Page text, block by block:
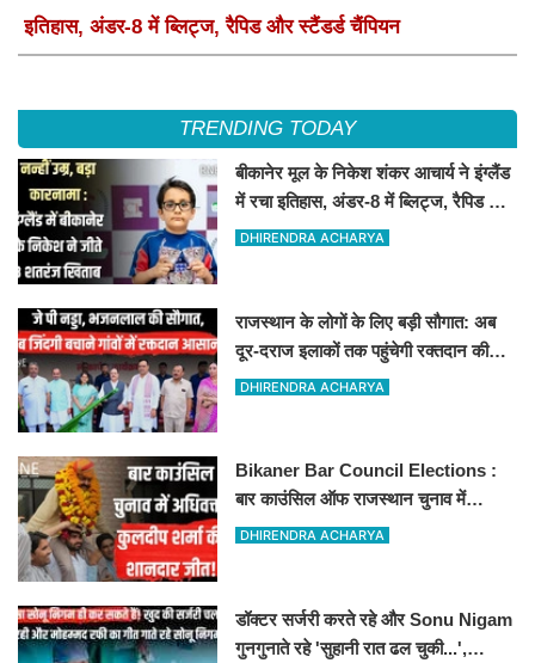
इतिहास, अंडर-8 में ब्लिट्ज, रैपिड और स्टैंडर्ड चैंपियन
TRENDING TODAY
बीकानेर मूल के निकेश शंकर आचार्य ने इंग्लैंड
में रचा इतिहास, अंडर-8 में ब्लिट्ज, रैपिड और
स्टैंडर्ड चैंपियन
DHIRENDRA ACHARYA
राजस्थान के लोगों के लिए बड़ी सौगात: अब
दूर-दराज इलाकों तक पहुंचेगी रक्तदान की
सुविधा, 10 अत्याधुनिक वाहन रवाना
DHIRENDRA ACHARYA
Bikaner Bar Council Elections :
बार काउंसिल ऑफ राजस्थान चुनाव में
बीकानेर के अधिवक्ता कुलदीप कुमार शर्मा की
DHIRENDRA ACHARYA
डॉक्टर सर्जरी करते रहे और Sonu Nigam
गुनगुनाते रहे 'सुहानी रात ढल चुकी...',